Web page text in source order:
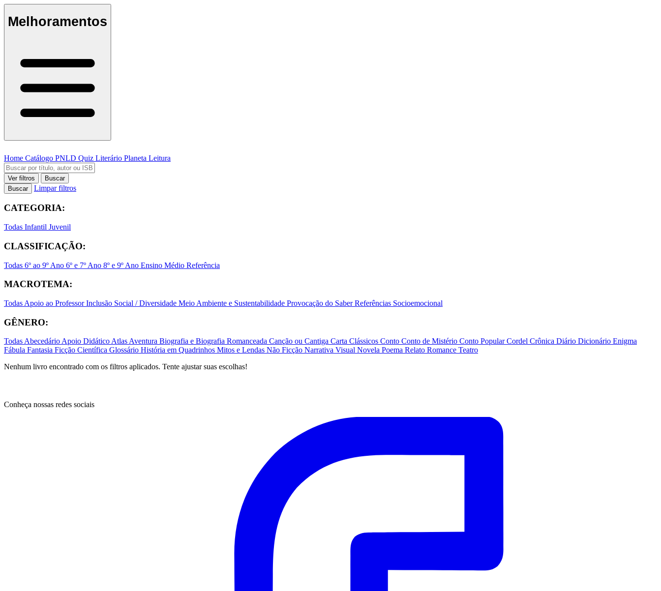
Melhoramentos
Home Catálogo PNLD Quiz Literário Planeta Leitura
Ver filtros
Buscar
Buscar
Limpar filtros
CATEGORIA:
Todas Infantil Juvenil
CLASSIFICAÇÃO:
Todas 6º ao 9º Ano 6º e 7º Ano 8º e 9º Ano Ensino Médio Referência
MACROTEMA:
Todas Apoio ao ProfessorInclusão Social / Diversidade Meio Ambiente e Sustentabilidade Provocação do SaberReferências Socioemocional
GÊNERO:
TodasAbecedárioApoio DidáticoAtlasAventura Biografia e Biografia Romanceada Canção ou Cantiga Carta Clássicos Conto Conto de Mistério Conto PopularCordel Crônica Diário Dicionário Enigma
Fábula Fantasia Ficção Científica Glossário História em Quadrinhos Mitos e Lendas Não Ficção Narrativa Visual Novela Poema Relato Romance Teatro
Nenhum livro encontrado com os filtros aplicados. Tente ajustar suas escolhas!
Conheça nossas redes sociais